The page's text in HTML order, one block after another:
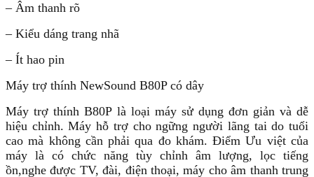
– Âm thanh rõ
– Kiểu dáng trang nhã
– Ít hao pin
Máy trợ thính NewSound B80P có dây
Máy trợ thính B80P là loại máy sử dụng đơn giản và dễ
hiệu chỉnh. Máy hỗ trợ cho ngững người lãng tai do tuổi
cao mà không cần phải qua đo khám. Điểm Ưu việt của
máy là có chức năng tùy chỉnh âm lượng, lọc tiếng
ồn,nghe được TV, đài, điện thoại, máy cho âm thanh trung